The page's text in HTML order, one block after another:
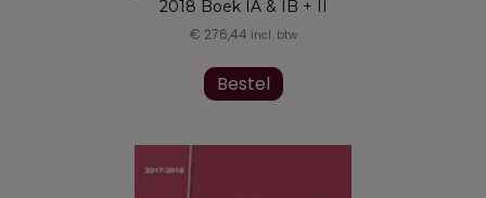
2018 Boek IA & IB + II
€ 276,44 incl. btw
Bestel product
heeft
variaties.